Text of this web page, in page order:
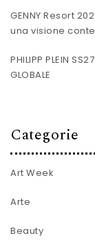
GENNY Resort
una visione
PHILIPP PLEIN
GLOBALE
Categorie
Art Week
Arte
Beauty